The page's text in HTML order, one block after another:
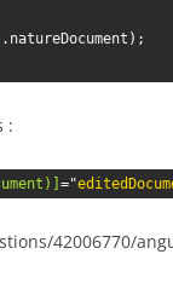
. natureDocument ) ;
:
="
42006770/